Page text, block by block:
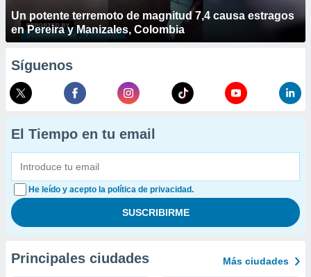
Un potente terremoto de magnitud 7,4 causa estragos
en Pereira y Manizales, Colombia
Síguenos
El Tiempo en tu email
He leído y acepto la política de privacidad.
Principales ciudades Más ciudades